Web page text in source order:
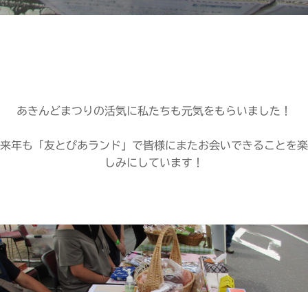
あきんどまつりの活気に私たちも元気をもらいました！
来年も「友とぴあランド」で皆様にまたお会いできることを楽
しみにしています！